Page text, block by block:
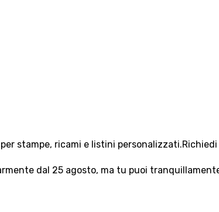
stampe, ricami e listini personalizzati.
dal 25 agosto, ma tu puoi